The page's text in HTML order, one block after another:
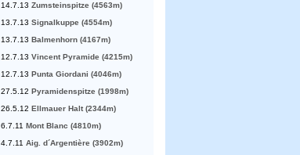
14.7.13 Zumsteinspitze (4563m)
13.7.13 Signalkuppe (4554m)
13.7.13 Balmenhorn (4167m)
12.7.13 Vincent Pyramide (4215m)
12.7.13 Punta Giordani (4046m)
27.5.12 Pyramidenspitze (1998m)
26.5.12 Ellmauer Halt (2344m)
6.7.11 Mont Blanc (4810m)
4.7.11 Aig. d´Argentière (3902m)